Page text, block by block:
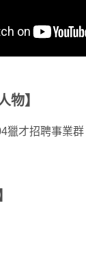
物】
獵才招聘事業